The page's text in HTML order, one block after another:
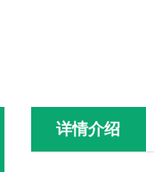
详情介绍